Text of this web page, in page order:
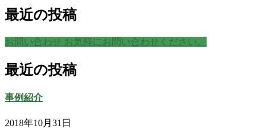
最近の投稿
お問い合わせ お気軽にお問い合わせください。
最近の投稿
事例紹介
2018年10月31日